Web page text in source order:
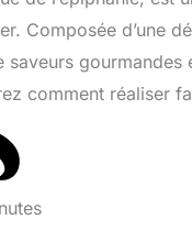
Composée d’une
saveurs
comment réaliser